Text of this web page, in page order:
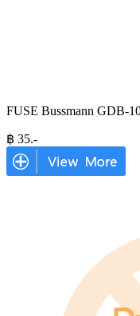
FUSE Bussmann GDB-
฿ 35.-